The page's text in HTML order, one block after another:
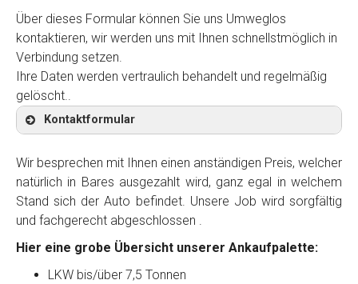
Über dieses Formular können Sie uns Umweglos
kontaktieren, wir werden uns mit Ihnen schnellstmöglich in
Verbindung setzen.
Ihre Daten werden vertraulich behandelt und regelmäßig
gelöscht..
Kontaktformular
Kontaktformular
Marke*
Wir besprechen mit Ihnen einen anständigen Preis, welcher
natürlich in Bares ausgezahlt wird, ganz egal in welchem
Stand sich der Auto befindet. Unsere Job wird sorgfältig
und fachgerecht abgeschlossen .
Hier eine grobe Übersicht unserer Ankaufpalette:
LKW bis/über 7,5 Tonnen